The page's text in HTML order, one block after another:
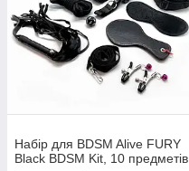
Набір для BDSM Alive FURY
Black BDSM Kit, 10 предметів